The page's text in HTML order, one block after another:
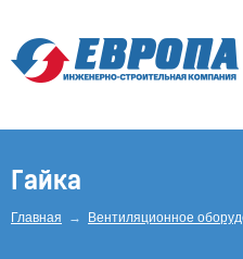
Гайка
Главная → Вентиляционное